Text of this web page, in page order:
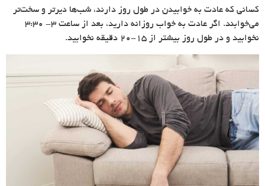
کسانی که عادت به خوابیدن در طول روز دارند، شب‌ها دیرتر و سخت‌تر
می‌خوابند. اگر عادت به خواب روزانه دارید، بعد از ساعت ۳- ۳:۳۰
نخوابید و در طول روز بیشتر از ۱۵-۲۰ دقیقه نخوابید.